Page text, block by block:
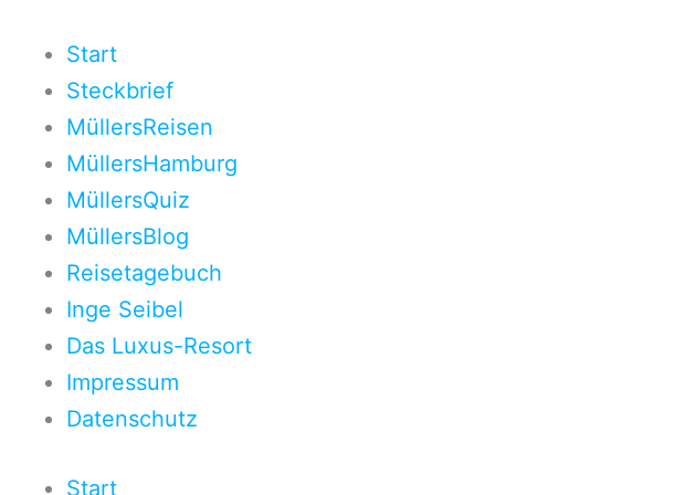
Inhalt
springen
Start
Steckbrief
MüllersReisen
MüllersHamburg
MüllersQuiz
MüllersBlog
Reisetagebuch
Inge Seibel
Das Luxus-Resort
Impressum
Datenschutz
Start